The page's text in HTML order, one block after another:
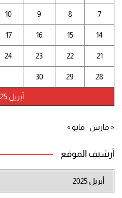
أبريل 2025
7
8
9
10
14
15
16
17
21
22
23
24
28
29
30
« مارس مايو »
أرشيف الموقع
أرشيف
الموقع